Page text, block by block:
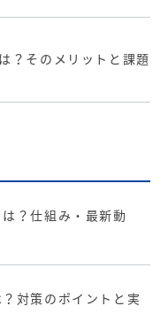
？そのメリットと課題
？仕組み・最新動
対策のポイントと実